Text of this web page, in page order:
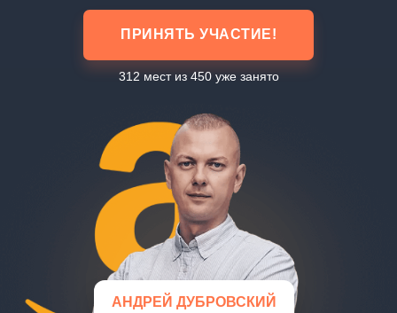
ПРИНЯТЬ УЧАСТИЕ!
АНДРЕЙ ДУБРОВСКИЙ
312 мест из 450 уже занято